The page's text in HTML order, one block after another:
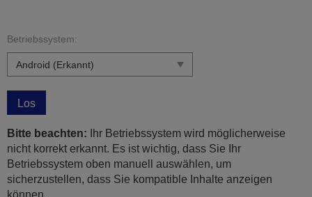
Betriebssystem:
Los
Bitte beachten: Ihr Betriebssystem wird möglicherweise
nicht korrekt erkannt. Es ist wichtig, dass Sie Ihr
Betriebssystem oben manuell auswählen, um
sicherzustellen, dass Sie kompatible Inhalte anzeigen